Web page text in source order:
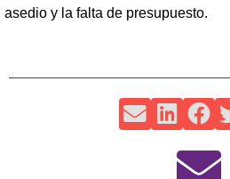
asedio y la falta de presupuesto.